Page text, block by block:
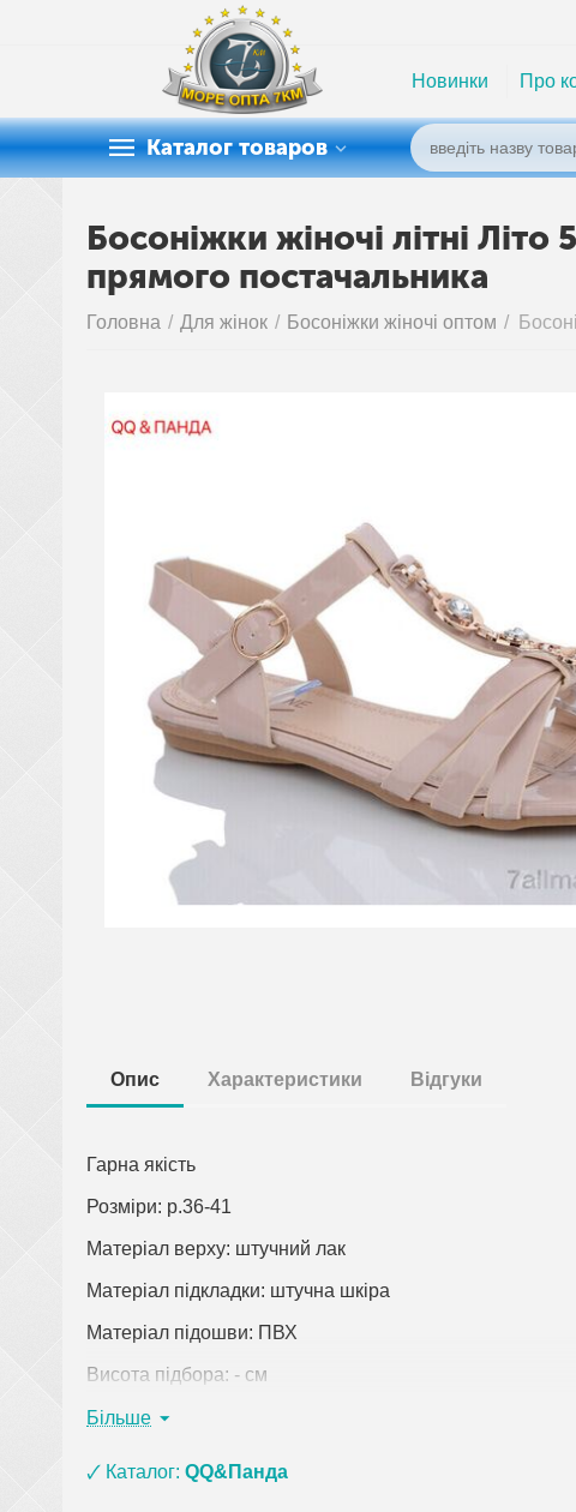
Новинки Про
Каталог товаров
Босоніжки жіночі літні
прямого постачальника
Головна / Для жінок / Босоніжки жіночі оптом /
Опис Характеристики Відгуки
Гарна якість
Розміри: р.36-41
Матеріал верху: штучний лак
Матеріал підкладки: штучна шкіра
Матеріал підошви: ПВХ
Висота підбора: - см
Висота платформи: 2 см
Більше
🗸 Каталог:QQ&Панда